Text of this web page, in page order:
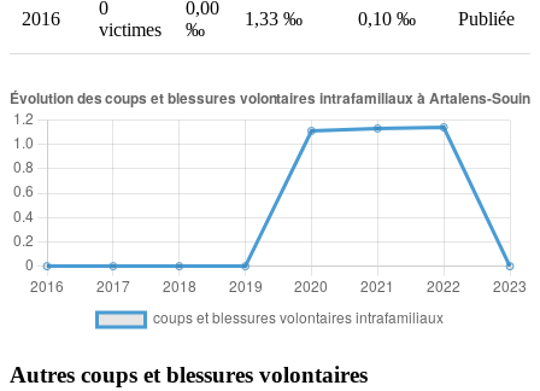
2016
0
victimes
0,00
‰
1,33 ‰ 0,10 ‰ Publiée
Autres coups et blessures volontaires